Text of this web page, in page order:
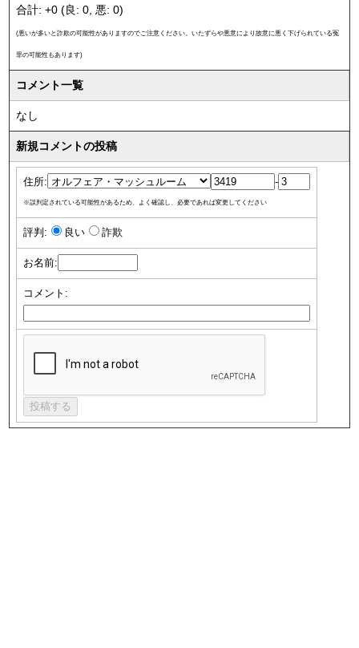
合計: +0 (良: 0, 悪: 0)
(悪いが多いと詐欺の可能性がありますのでご注意ください。いたずらや悪意により故意に悪く下げられている冤
罪の可能性もあります)
コメント一覧
なし
新規コメントの投稿
住所: -
※誤判定されている可能性があるため、よく確認し、必要であれば変更してください
評判: 良い 詐欺
お名前:
コメント: